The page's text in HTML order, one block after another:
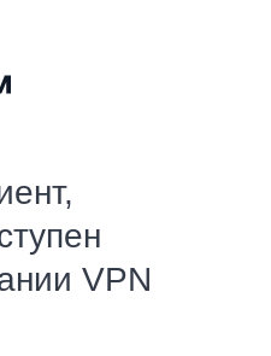
VPN